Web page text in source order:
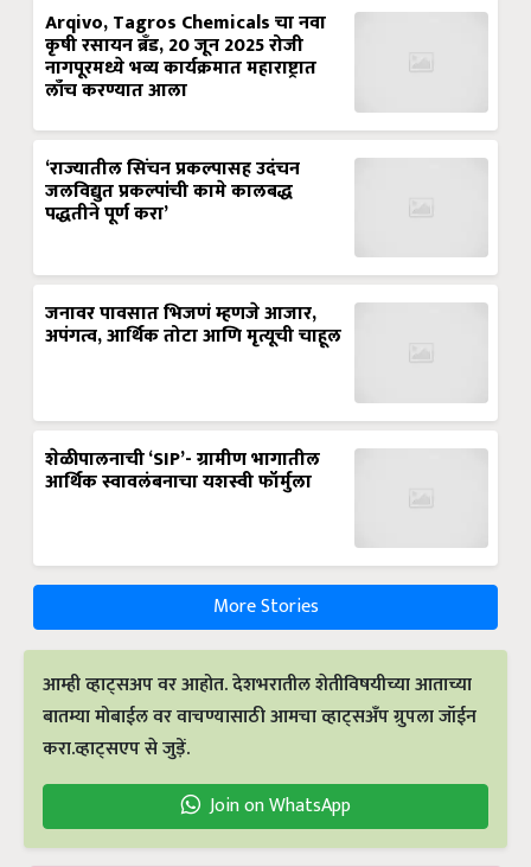
Arqivo, Tagros Chemicals चा नवा
कृषी रसायन ब्रँड, 20 जून 2025 रोजी
नागपूरमध्ये भव्य कार्यक्रमात महाराष्ट्रात
लाँच करण्यात आला
‘राज्यातील सिंचन प्रकल्पासह उदंचन
जलविद्युत प्रकल्पांची कामे कालबद्ध
पद्धतीने पूर्ण करा’
जनावर पावसात भिजणं म्हणजे आजार,
अपंगत्व, आर्थिक तोटा आणि मृत्यूची चाहूल
शेळीपालनाची ‘SIP’- ग्रामीण भागातील
आर्थिक स्वावलंबनाचा यशस्वी फॉर्मुला
More Stories
आम्ही व्हाट्सअप वर आहोत. देशभरातील शेतीविषयीच्या आताच्या
बातम्या मोबाईल वर वाचण्यासाठी आमचा व्हाट्सअँप ग्रुपला जॉईन
करा.व्हाट्सएप से जुड़ें.
Join on WhatsApp